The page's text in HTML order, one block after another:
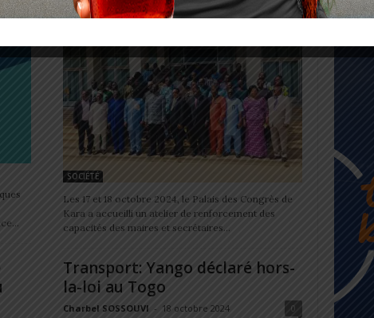
Charbel SOSSOUVI - 19 octobre 2024 0
SOCIÉTÉ
Les 17 et 18 octobre 2024, le Palais des Congrès de
Kara a accueilli un atelier de renforcement des
capacités des maires et secrétaires...
Transport: Yango déclaré hors-
la-loi au Togo
Charbel SOSSOUVI - 18 octobre 2024 0